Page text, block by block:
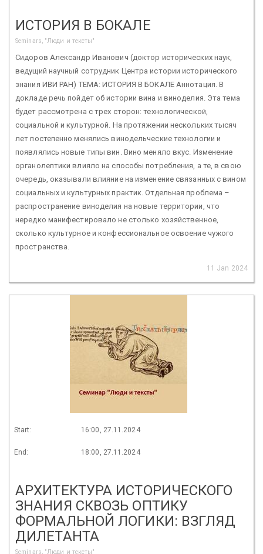
ИСТОРИЯ В БОКАЛЕ
Seminars, "Люди и тексты"
Сидоров Александр Иванович (доктор исторических наук,
ведущий научный сотрудник Центра истории исторического
знания ИВИ РАН) ТЕМА: ИСТОРИЯ В БОКАЛЕ Аннотация. В
докладе речь пойдет об истории вина и виноделия. Эта тема
будет рассмотрена с трех сторон: технологической,
социальной и культурной. На протяжении нескольких тысяч
лет постепенно менялись винодельческие технологии и
появлялись новые типы вин. Вино меняло вкус. Изменение
органолептики влияло на способы потребления, а те, в свою
очередь, оказывали влияние на изменение связанных с вином
социальных и культурных практик. Отдельная проблема –
распространение виноделия на новые территории, что
нередко манифестировало не столько хозяйственное,
сколько культурное и конфессиональное освоение чужого
пространства.
11 Jan 2024
Start: 16:00, 27.11.2024
End: 18:00, 27.11.2024
АРХИТЕКТУРА ИСТОРИЧЕСКОГО
ЗНАНИЯ СКВОЗЬ ОПТИКУ
ФОРМАЛЬНОЙ ЛОГИКИ: ВЗГЛЯД
ДИЛЕТАНТА
Seminars, "Люди и тексты"